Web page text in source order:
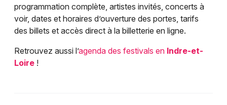
programmation complète, artistes invités, concerts à
voir, dates et horaires d’ouverture des portes, tarifs
des billets et accès direct à la billetterie en ligne.
Retrouvez aussi l’agenda des festivals en Indre-et-
Loire !